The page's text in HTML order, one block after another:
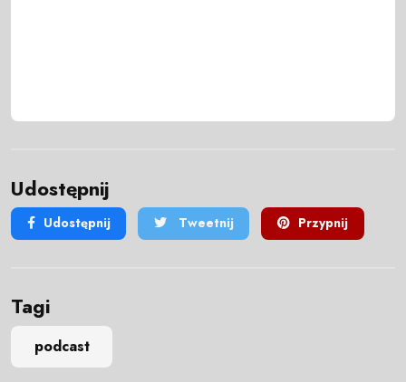
Udostępnij
Udostępnij Tweetnij Przypnij
Tagi
podcast